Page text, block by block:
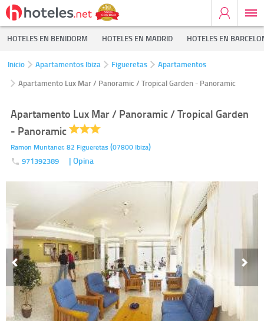
HOTELES EN BENIDORM HOTELES EN MADRID HOTELES EN
Inicio Apartamentos Ibiza Figueretas
Apartamentos
Apartamento Lux Mar / Panoramic / Tropical Garden - Panoramic
Apartamento Lux Mar / Panoramic / Tropical Garden
- Panoramic
Ramon Muntaner, 82 Figueretas (07800 Ibiza)
971392389 | Opina